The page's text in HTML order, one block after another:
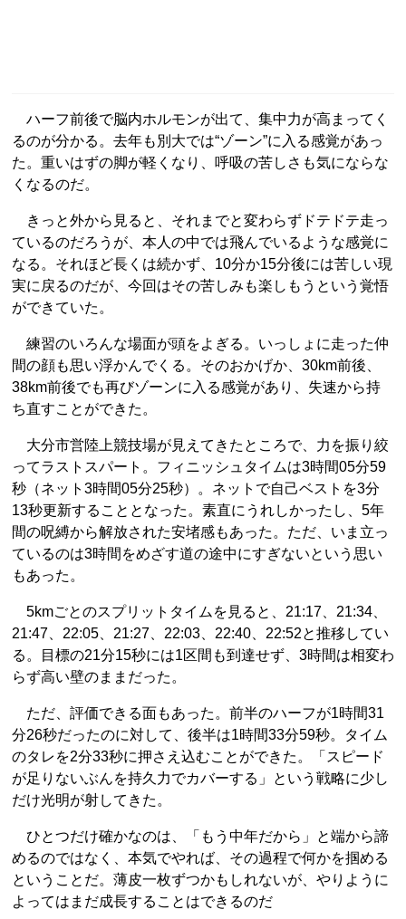
ハーフ前後で脳内ホルモンが出て、集中力が高まってく
るのが分かる。去年も別大では“ゾーン”に入る感覚があっ
た。重いはずの脚が軽くなり、呼吸の苦しさも気にならな
くなるのだ。
きっと外から見ると、それまでと変わらずドテドテ走っ
ているのだろうが、本人の中では飛んでいるような感覚に
なる。それほど長くは続かず、10分か15分後には苦しい現
実に戻るのだが、今回はその苦しみも楽しもうという覚悟
ができていた。
練習のいろんな場面が頭をよぎる。いっしょに走った仲
間の顔も思い浮かんでくる。そのおかげか、30km前後、
38km前後でも再びゾーンに入る感覚があり、失速から持
ち直すことができた。
大分市営陸上競技場が見えてきたところで、力を振り絞
ってラストスパート。フィニッシュタイムは3時間05分59
秒（ネット3時間05分25秒）。ネットで自己ベストを3分
13秒更新することとなった。素直にうれしかったし、5年
間の呪縛から解放された安堵感もあった。ただ、いま立っ
ているのは3時間をめざす道の途中にすぎないという思い
もあった。
5kmごとのスプリットタイムを見ると、21:17、21:34、
21:47、22:05、21:27、22:03、22:40、22:52と推移してい
る。目標の21分15秒には1区間も到達せず、3時間は相変わ
らず高い壁のままだった。
ただ、評価できる面もあった。前半のハーフが1時間31
分26秒だったのに対して、後半は1時間33分59秒。タイム
のタレを2分33秒に押さえ込むことができた。「スピード
が足りないぶんを持久力でカバーする」という戦略に少し
だけ光明が射してきた。
ひとつだけ確かなのは、「もう中年だから」と端から諦
めるのではなく、本気でやれば、その過程で何かを掴める
ということだ。薄皮一枚ずつかもしれないが、やりように
よってはまだ成長することはできるのだ